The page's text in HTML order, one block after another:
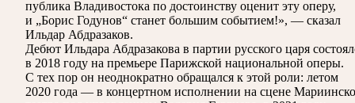
публика Владивостока по достоинству оценит эту оперу,
и „Борис Годунов“ станет большим событием!», — сказал
Ильдар Абдразаков.
Дебют Ильдара Абдразакова в партии русского царя
в 2018 году на премьере Парижской национальной оперы.
С тех пор он неоднократно обращался к этой роли: летом
2020 года — в концертном исполнении на сцене